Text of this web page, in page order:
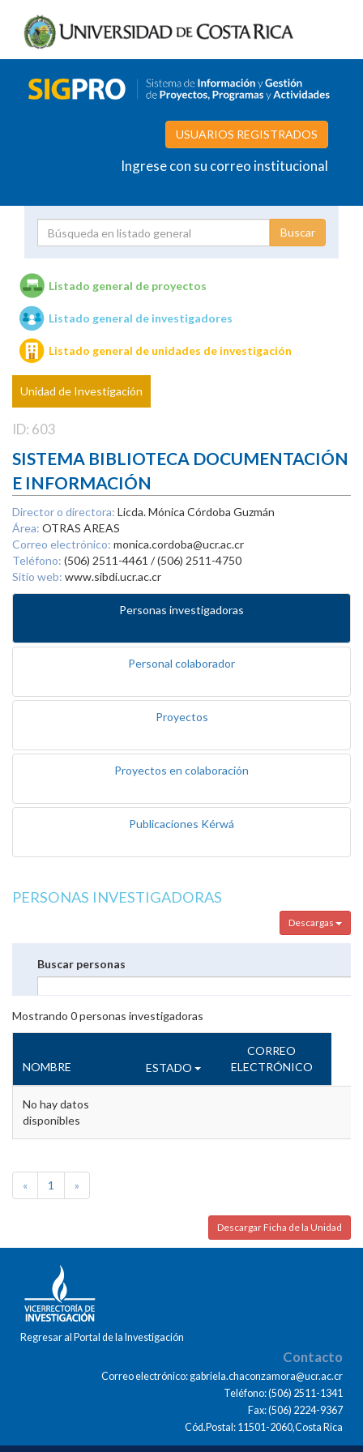
USUARIOS REGISTRADOS
Ingrese con su correo institucional
Unidades de investigación
Listado general de proyectos
Listado general de investigadores
Listado general de unidades de investigación
Unidad de Investigación
ID: 603
SISTEMA BIBLIOTECA DOCUMENTACIÓN
E INFORMACIÓN
Director o directora: Licda. Mónica Córdoba Guzmán
Área: OTRAS AREAS
Correo electrónico: monica.cordoba@ucr.ac.cr
Teléfono: (506) 2511-4461 / (506) 2511-4750
Sitio web: www.sibdi.ucr.ac.cr
Personas investigadoras
Personal colaborador
Proyectos
Proyectos en colaboración
Publicaciones Kérwá
PERSONAS INVESTIGADORAS
Descargas
Buscar personas
Mostrando 0personas investigadoras
NOMBRE ESTADO
CORREO
ELECTRÓNICO
No hay datos
disponibles
« 1 »
Descargar Ficha de la Unidad
Regresar al Portal de la Investigación
Contacto
Correo electrónico: gabriela.chaconzamora@ucr.ac.cr
Teléfono: (506) 2511-1341
Fax: (506) 2224-9367
Cód.Postal: 11501-2060,Costa Rica